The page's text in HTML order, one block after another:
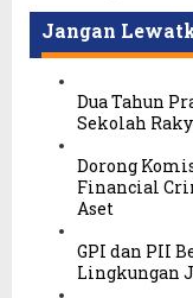
Jangan
Dua Tahun
Sekolah
Dorong
Financial
Aset
GPI dan PII
Lingkungan